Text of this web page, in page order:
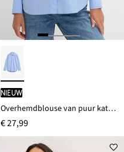
Nieuw
Overhemdblouse van puur katoen
€ 27,99